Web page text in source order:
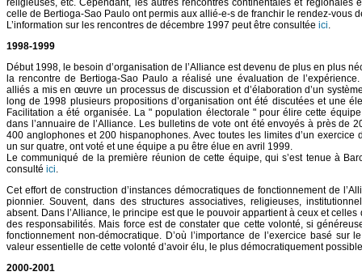
celle de Bertioga-Sao Paulo ont permis aux allié-e-s de franchir le rendez-vous
L’information sur les rencontres de décembre 1997 peut être consultée ici
1998-1999
Début 1998, le besoin d’organisation de l’Alliance est devenu de plus en plus
la rencontre de Bertioga-Sao Paulo a réalisé une évaluation de
alliés a mis en œuvre un processus de discussion et d’élaboration d’un
long de 1998 plusieurs propositions d’organisation ont été discutées et une
Facilitation a été organisée. La " population électorale " pour élire cette
dans l’annuaire de l’Alliance. Les bulletins de vote ont été envoyés à près de
400 anglophones et 200 hispanophones. Avec toutes les limites d’un
un sur quatre, ont voté et une équipe a pu être élue en avril 1999.
Le communiqué de la première réunion de cette équipe, qui s’est tenue à
consulté ici
Cet effort de construction d’instances démocratiques de fonctionnement de
pionnier. Souvent, dans des structures associatives, religieuses,
absent. Dans l’Alliance, le principe est que le pouvoir appartient à ceux et
des responsabilités. Mais force est de constater que cette volonté, si
fonctionnement non-démocratique. D’où l’importance de l’exercice basé sur
valeur essentielle de cette volonté d’avoir élu, le plus démocratiquement
2000-2001